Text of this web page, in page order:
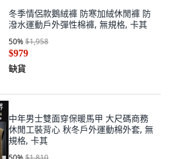
冬季情侶款鵝絨褲 防寒加絨休閒褲 防
潑水運動戶外彈性棉褲, 無規格, 卡其
50%$1,958
$979
缺貨
中年男士雙面穿保暖馬甲 大尺碼商務
休閒工裝背心 秋冬戶外運動棉外套, 無
規格, 卡其